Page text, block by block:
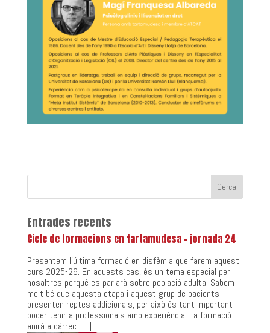
Entrades recents
Cicle de formacions en tartamudesa – jornada 24
Presentem l’última formació en disfèmia que farem aquest
curs 2025-26. En aquests cas, és un tema especial per
nosaltres perquè es parlarà sobre població adulta. Sabem
molt bé que aquesta etapa i aquest grup de pacients
presenten reptes addicionals, per això és tant important
poder tenir a professionals amb experiència. La formació
anirà a càrrec […]